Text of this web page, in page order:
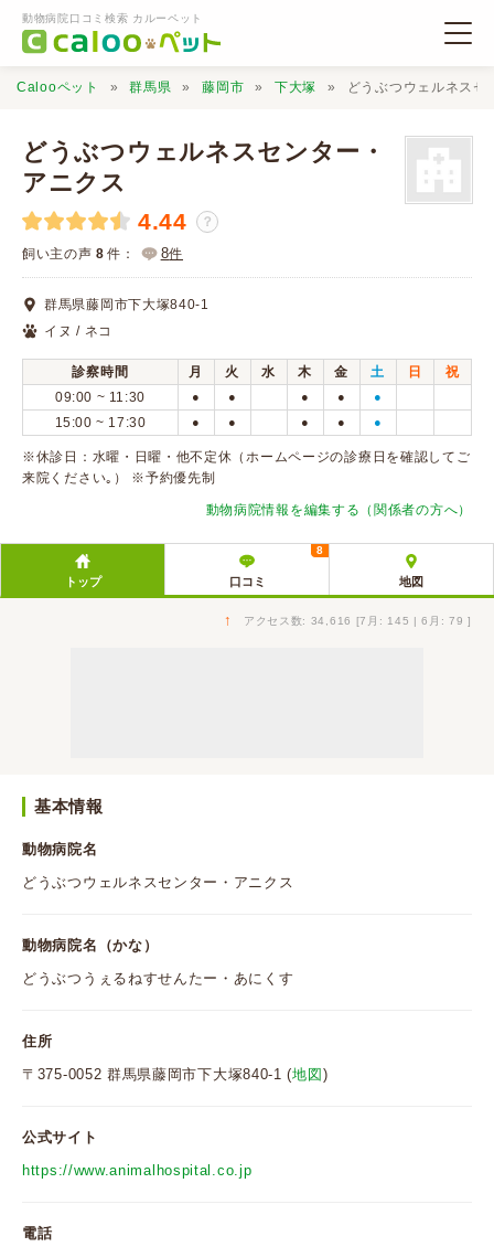
動物病院口コミ検索 カルーペット
動物病院検索
口コミ投稿
Calooペット 群馬県 藤岡市 下大塚 どうぶつウェルネスセ
どうぶつウェルネスセンター・
アニクス
4.44 ？
飼い主の声 8 件： 8件
群馬県藤岡市下大塚840-1
イヌ / ネコ
診察時間 月 火 水 木 金 土 日
祝
09:00 ~ 11:30
● ● ● ● ●
15:00 ~ 17:30 ● ● ● ● ●
※休診日：水曜・日曜・他不定休（ホームページの診療日を確認してご
来院ください｡） ※予約優先制
動物病院情報を編集する（関係者の方へ）
トップ 口コミ
8
地図
↑ アクセス数: 34,616 [7月: 145 | 6月: 79 ]
基本情報
動物病院名
どうぶつウェルネスセンター・アニクス
動物病院名（かな）
どうぶつうぇるねすせんたー・あにくす
住所
〒375-0052 群馬県藤岡市下大塚840-1 (地図 )
公式サイト
https://www.animalhospital.co.jp
電話